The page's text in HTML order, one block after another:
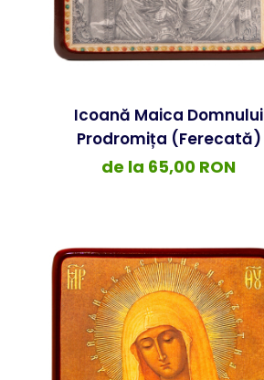
Icoană Maica Domnului
Prodromița (Ferecată)
de la 65,00 RON